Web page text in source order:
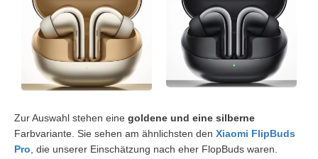
Zur Auswahl stehen eine goldene und eine silberne
Farbvariante. Sie sehen am ähnlichsten den Xiaomi FlipBuds
Pro , die unserer Einschätzung nach eher FlopBuds waren.